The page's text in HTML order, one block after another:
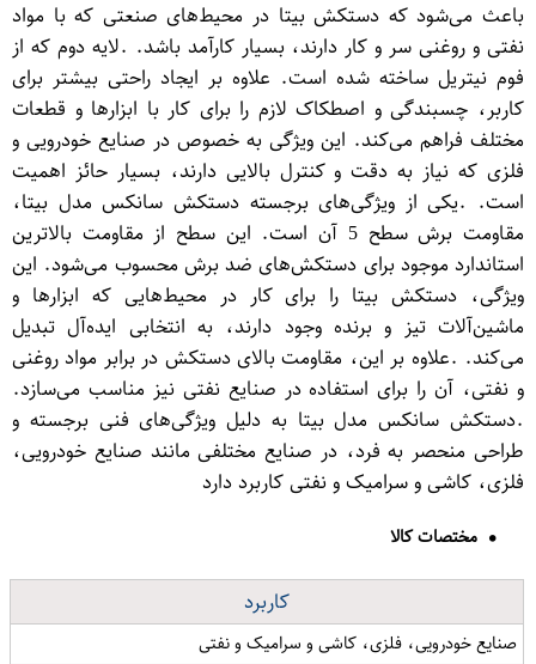
باعث می‌شود که دستکش بیتا در محیط‌های صنعتی که با مواد
نفتی و روغنی سر و کار دارند، بسیار کارآمد باشد. .لایه دوم که از
فوم نیتریل ساخته شده است. علاوه بر ایجاد راحتی بیشتر برای
کاربر، چسبندگی و اصطکاک لازم را برای کار با ابزارها و قطعات
مختلف فراهم می‌کند. این ویژگی به خصوص در صنایع خودرویی و
فلزی که نیاز به دقت و کنترل بالایی دارند، بسیار حائز اهمیت
است. .یکی از ویژگی‌های برجسته دستکش سانکس مدل بیتا،
مقاومت برش سطح 5 آن است. این سطح از مقاومت بالاترین
استاندارد موجود برای دستکش‌های ضد برش محسوب می‌شود. این
ویژگی، دستکش بیتا را برای کار در محیط‌هایی که ابزارها و
ماشین‌آلات تیز و برنده وجود دارند، به انتخابی ایده‌آل تبدیل
می‌کند. .علاوه بر این، مقاومت بالای دستکش در برابر مواد روغنی
و نفتی، آن را برای استفاده در صنایع نفتی نیز مناسب می‌سازد.
.دستکش سانکس مدل بیتا به دلیل ویژگی‌های فنی برجسته و
طراحی منحصر به فرد، در صنایع مختلفی مانند صنایع خودرویی،
فلزی، کاشی و سرامیک و نفتی کاربرد دارد
مختصات کالا
کاربرد
صنایع خودرویی، فلزی، کاشی و سرامیک و نفتی